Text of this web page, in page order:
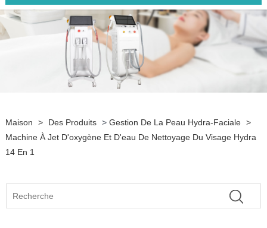
Maison > Des Produits > Gestion De La Peau Hydra-Faciale >
Machine À Jet D'oxygène Et D'eau De Nettoyage Du Visage Hydra
14 En 1